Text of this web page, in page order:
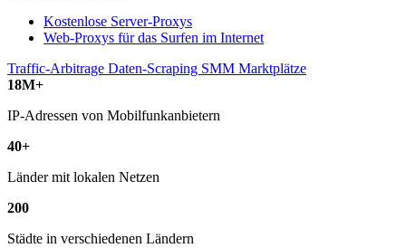
Kostenlose Server-Proxys
Web-Proxys für das Surfen im Internet
Traffic-Arbitrage Daten-Scraping SMM Marktplätze
18M+
IP-Adressen von Mobilfunkanbietern
40+
Länder mit lokalen Netzen
200
Städte in verschiedenen Ländern